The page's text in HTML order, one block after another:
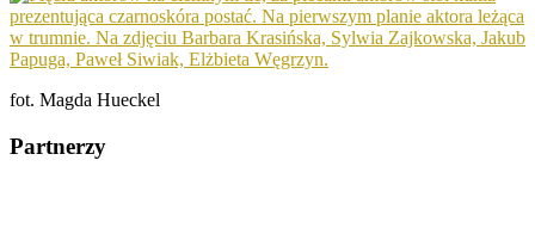
fot. Magda Hueckel
Partnerzy